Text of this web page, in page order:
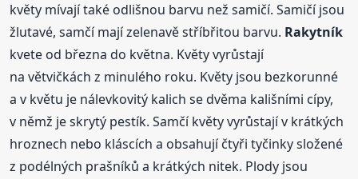
květy mívají také odlišnou barvu než samičí. Samičí jsou
žlutavé, samčí mají zelenavě stříbřitou barvu. Rakytník
kvete od března do května. Květy vyrůstají
na větvičkách z minulého roku. Květy jsou bezkorunné
a v květu je nálevkovitý kalich se dvěma kališními cípy,
v němž je skrytý pestík. Samčí květy vyrůstají v krátkých
hroznech nebo kláscích a obsahují čtyři tyčinky složené
z podélných prašníků a krátkých nitek. Plody jsou